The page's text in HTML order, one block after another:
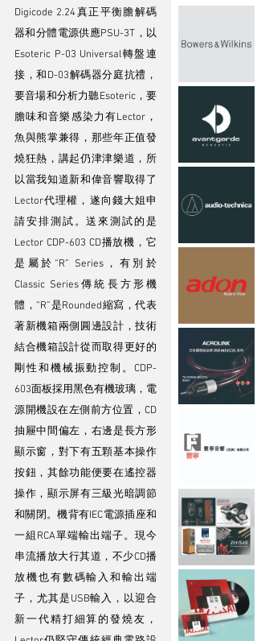
Digicode 2.24真正平衡膽解碼
器和分體電源供應PSU-3T，以
Esoteric P-03 Universal轉盤連
接，和D-03解碼器分庭抗禮，
要音場和分析力聽Esoteric，要
膽味和音樂感染力有Lector，
魚與熊掌兼得，那些年正值發
燒狂熱，講起仍津津樂道，所
以當我知道新和偉音響取得了
Lector代理權，遂向錢大姐申
請安排測試。送來測試的是
Lector CDP-603 CD播放機，它
是屬於“R” Series，有別於
Classic Series傳統長方形機
體，“R”是Rounded縮寫，代表
著新機箱兩側圓邊設計，技術
結合機箱設計從而取得更好的
剛性和機械振動控制。CDP-
603面板採用黑色有機玻璃，電
源開機設在左側前方位置，CD
抽屜中間偏左，右邊是長方形
顯示窗，對下有五顆基本操作
按鈕，其餘功能便要在遙控器
操作，顯示屏有三級光暗調節
和關閉。機背有IEC電源插座和
一組RCA單端輸出端子。現今
串流播放大行其道，不少CD播
放機也有數碼輸入和輸出端
子，尤其是USB輸入，以迎合
新一代精打細算的發燒友，